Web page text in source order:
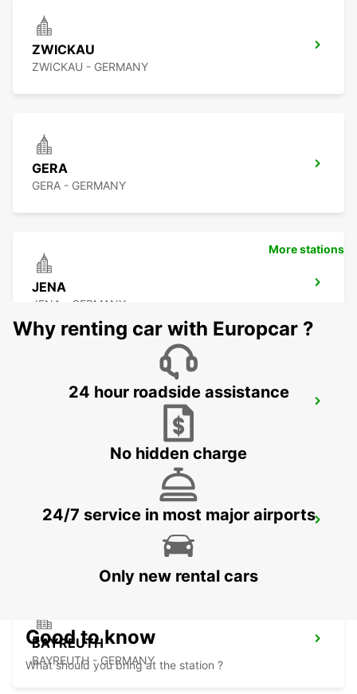
ZWICKAU
ZWICKAU - GERMANY
GERA
GERA - GERMANY
JENA
JENA - GERMANY
CHEMNITZ
BAYREUTH
BAYREUTH - GERMANY
More stations
Why renting car with Europcar ?
24 hour roadside assistance
No hidden charge
24/7 service in most major airports
Only new rental cars
Good to know
What should you bring at the station ?